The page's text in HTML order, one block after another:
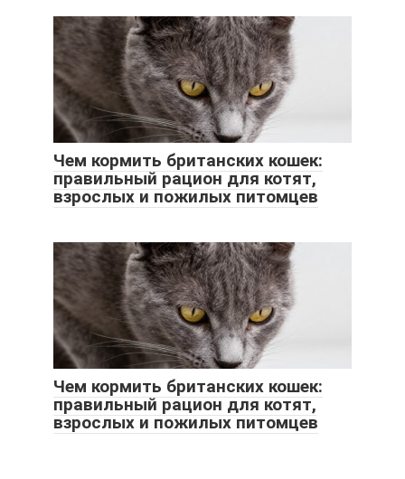
Чем кормить британских кошек:
правильный рацион для котят,
взрослых и пожилых питомцев
Чем кормить британских кошек:
правильный рацион для котят,
взрослых и пожилых питомцев